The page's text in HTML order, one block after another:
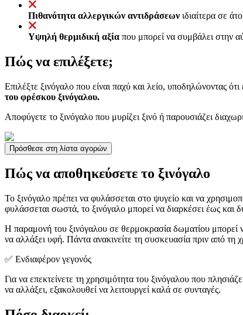
Πιθανότητα αλλεργικών αντιδράσεων ιδιαίτερα σε
Υψηλή θερμιδική αξία που μπορεί να συμβάλει στην
Πώς να επιλέξετε;
Επιλέξτε ξινόγαλο που είναι παχύ και λείο, υποδηλώνοντας
του φρέσκου ξινόγαλου.
Αποφύγετε το ξινόγαλο που μυρίζει ξινό ή παρουσιάζει
Πρόσθεσε στη λίστα αγορών
Πώς να αποθηκεύσετε το ξινόγαλο
Το ξινόγαλο πρέπει να φυλάσσεται στο ψυγείο και να
φυλάσσεται σωστά, το ξινόγαλο μπορεί να διαρκέσει έως και
Η παραμονή του ξινόγαλου σε θερμοκρασία δωματίου μπορεί
να αλλάξει υφή. Πάντα ανακινείτε τη συσκευασία πριν από τη
✅ Ενδιαφέρον γεγονός
Για να επεκτείνετε τη χρησιμότητα του ξινόγαλου που
να αλλάξει, εξακολουθεί να λειτουργεί καλά σε συνταγές.